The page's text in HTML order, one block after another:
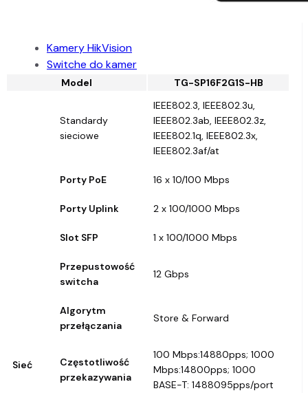
Kamery HikVision
Switche do kamer
Model TG-SP16F2G1S-HB
Sieć
Standardy
sieciowe
IEEE802.3, IEEE802.3u,
IEEE802.3ab, IEEE802.3z,
IEEE802.1q, IEEE802.3x,
IEEE802.3af/at
Porty PoE 16 x 10/100 Mbps
Porty Uplink 2 x 100/1000 Mbps
Slot SFP 1 x 100/1000 Mbps
Przepustowość
switcha
12 Gbps
Algorytm
przełączania
Store & Forward
Częstotliwość
przekazywania
100 Mbps:14880pps; 1000
Mbps:14800pps; 1000
BASE-T: 1488095pps/port